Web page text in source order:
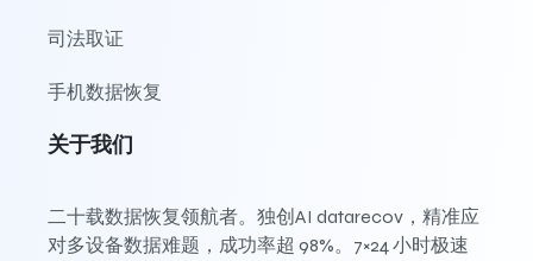
司法取证
手机数据恢复
关于我们
二十载数据恢复领航者。独创AI datarecov，精准应
对多设备数据难题，成功率超 98%。7×24 小时极速